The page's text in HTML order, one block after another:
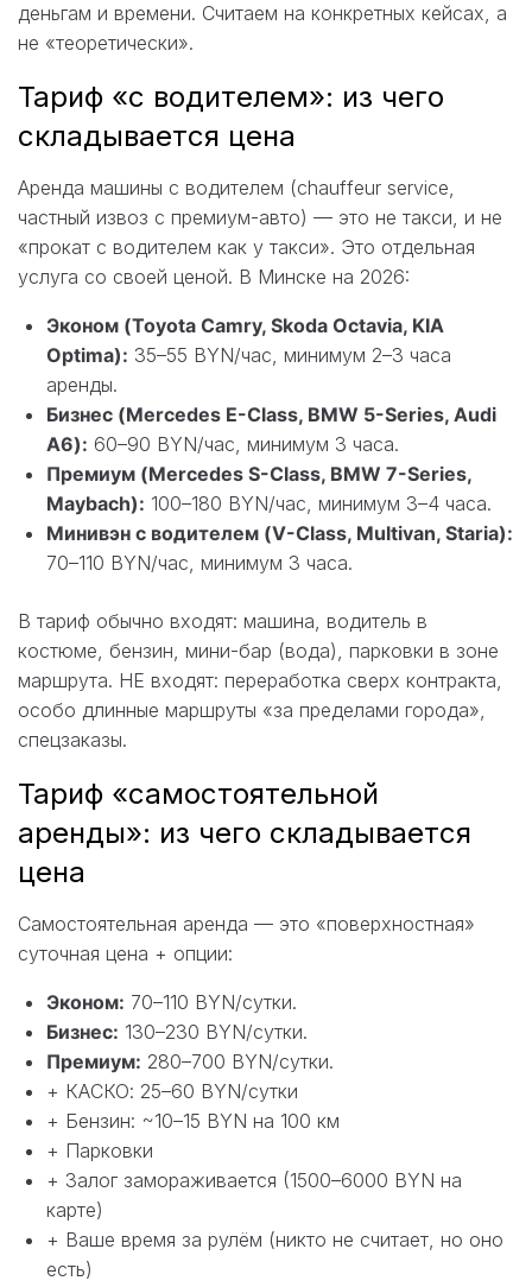
деньгам и времени. Считаем на конкретных кейсах, а
не «теоретически».
Тариф «с водителем»: из чего
складывается цена
Аренда машины с водителем (chauffeur service,
частный извоз с премиум-авто) — это не такси, и не
«прокат с водителем как у такси». Это отдельная
услуга со своей ценой. В Минске на 2026:
Эконом (Toyota Camry, Skoda Octavia, KIA
Optima): 35–55 BYN/час, минимум 2–3 часа
аренды.
Бизнес (Mercedes E-Class, BMW 5-Series, Audi
A6): 60–90 BYN/час, минимум 3 часа.
Премиум (Mercedes S-Class, BMW 7-Series,
Maybach): 100–180 BYN/час, минимум 3–4 часа.
Минивэн с водителем (V-Class, Multivan, Staria):
70–110 BYN/час, минимум 3 часа.
В тариф обычно входят: машина, водитель в
костюме, бензин, мини-бар (вода), парковки в зоне
маршрута. НЕ входят: переработка сверх контракта,
особо длинные маршруты «за пределами города»,
спецзаказы.
Тариф «самостоятельной
аренды»: из чего складывается
цена
Самостоятельная аренда — это «поверхностная»
суточная цена + опции:
Эконом: 70–110 BYN/сутки.
Бизнес: 130–230 BYN/сутки.
Премиум: 280–700 BYN/сутки.
+ КАСКО: 25–60 BYN/сутки
+ Бензин: ~10–15 BYN на 100 км
+ Парковки
+ Залог замораживается (1500–6000 BYN на
карте)
+ Ваше время за рулём (никто не считает, но оно
есть)